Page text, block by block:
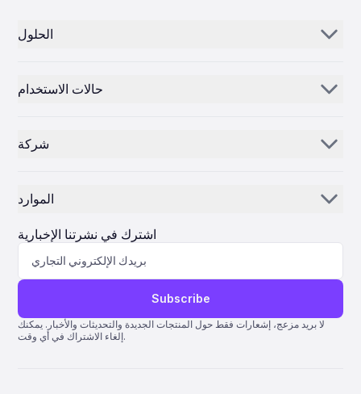
الحلول
بريد إلكتروني بالذكاء الاصطناعي
مركز التحكم
حالات الاستخدام
مزودو صيانة وإصلاح وعمرة الطائرات
AEC
تصنيع
علوم الحياة
شركة
لماذا ePlane AI
الوظائف
اتصل بنا
الموارد
الأخبار
مساعدة
نظام كوانتوم لتخطيط موارد المؤسسة
AMOS ERP
اشترك في نشرتنا الإخبارية
Subscribe
لا بريد مزعج، إشعارات فقط حول المنتجات الجديدة والتحديثات والأخبار. يمكنك
إلغاء الاشتراك في أي وقت.